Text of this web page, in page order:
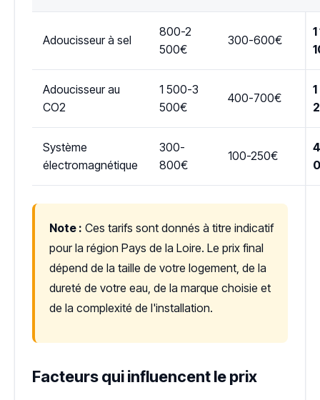
Adoucisseur à sel
800-2
500€
300-600€
Adoucisseur au
CO2
1 500-3
500€
400-700€
Système
électromagnétique
300-
800€
100-250€
Note : Ces tarifs sont donnés à titre indicatif
pour la région Pays de la Loire. Le prix final
dépend de la taille de votre logement, de la
dureté de votre eau, de la marque choisie et
de la complexité de l'installation.
Facteurs qui influencent le prix